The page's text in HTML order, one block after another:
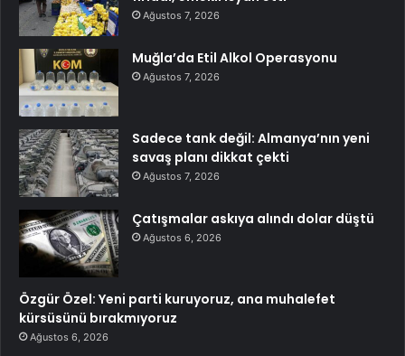
Ağustos 7, 2026
Muğla’da Etil Alkol Operasyonu
Ağustos 7, 2026
Sadece tank değil: Almanya’nın yeni
savaş planı dikkat çekti
Ağustos 7, 2026
Çatışmalar askıya alındı dolar düştü
Ağustos 6, 2026
Özgür Özel: Yeni parti kuruyoruz, ana muhalefet
kürsüsünü bırakmıyoruz
Ağustos 6, 2026